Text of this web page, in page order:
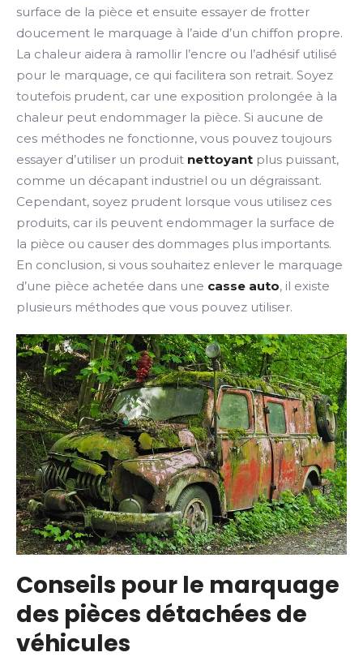
surface de la pièce et ensuite essayer de frotter
doucement le marquage à l’aide d’un chiffon propre.
La chaleur aidera à ramollir l’encre ou l’adhésif utilisé
pour le marquage, ce qui facilitera son retrait. Soyez
toutefois prudent, car une exposition prolongée à la
chaleur peut endommager la pièce. Si aucune de
ces méthodes ne fonctionne, vous pouvez toujours
essayer d’utiliser un produit nettoyant plus puissant,
comme un décapant industriel ou un dégraissant.
Cependant, soyez prudent lorsque vous utilisez ces
produits, car ils peuvent endommager la surface de
la pièce ou causer des dommages plus importants.
En conclusion, si vous souhaitez enlever le marquage
d’une pièce achetée dans une casse auto, il existe
plusieurs méthodes que vous pouvez utiliser.
Conseils pour le marquage
des pièces détachées de
véhicules